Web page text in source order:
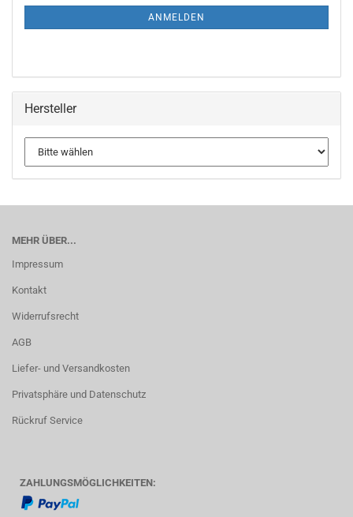
ANMELDEN
Hersteller
MEHR ÜBER...
Impressum
Kontakt
Widerrufsrecht
AGB
Liefer- und Versandkosten
Privatsphäre und Datenschutz
Rückruf Service
ZAHLUNGSMÖGLICHKEITEN: